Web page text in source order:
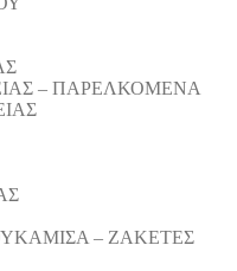
– ΠΑΡΕΛΚΟΜΕΝΑ
– ΖΑΚΕΤΕΣ